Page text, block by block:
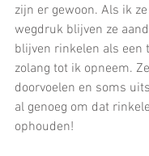
zijn er gewoon. Als ik
wegdruk blijven ze
blijven rinkelen als een
zolang tot ik opneem.
doorvoelen en soms
al genoeg om dat
ophouden!